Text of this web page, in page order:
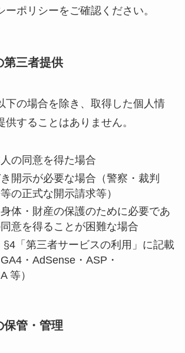
ーポリシーをご確認ください。
第三者提供
下の場合を除き、取得した個人情
供することはありません。
の同意を得た場合
開示が必要な場合（警察・裁判
の正式な開示請求等）
体・財産の保護のために必要であ
意を得ることが困難な場合
§4「第三者サービスの利用」に記載
・AdSense・ASP・
等）
保管・管理